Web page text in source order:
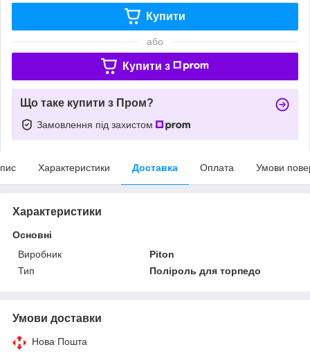
Купити
або
Купити з
Що таке купити з Пром?
Замовлення під захистом
Характеристики Доставка Оплата Умови
Характеристики
Основні
Виробник
Piton
Тип
Поліроль для торпедо
Умови доставки
Нова Пошта